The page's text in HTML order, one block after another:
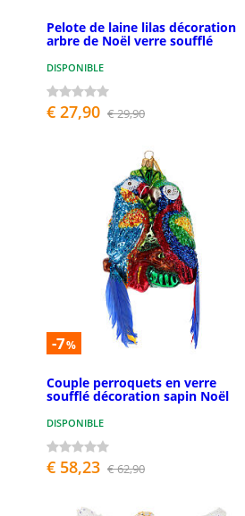
Pelote de laine lilas décoration
arbre de Noël verre soufflé
DISPONIBLE
€ 27,90 € 29,90
-7%
Couple perroquets en verre
soufflé décoration sapin Noël
DISPONIBLE
€ 58,23 € 62,90